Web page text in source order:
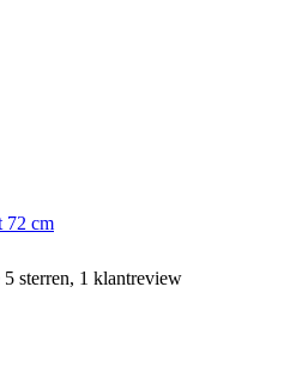
72 cm
sterren, 1 klantreview